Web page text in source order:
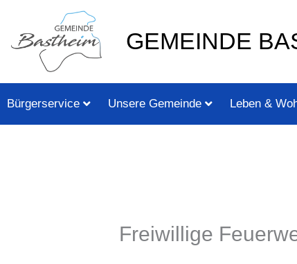
springen
GEMEINDE
Bürgerservice Unsere Gemeinde Leben &
Freiwillige